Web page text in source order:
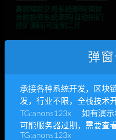
高端交易所源码/多语言/C2
C/质押/闪兑/期权/借币/多
国语言交易所系统源码
弹
承接各种系统开发，区块
发，行业不限，全栈技术
TG:anons123x 如有演示
可能服务器过期，需要查
TG:anons123x